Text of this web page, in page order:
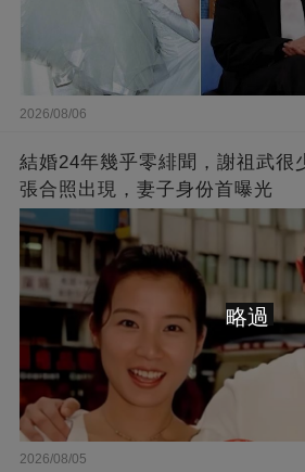
2026/08/06
結婚24年幾乎零緋聞，謝祖武很
張合照出現，妻子身份首曝光
2026/08/05
略過